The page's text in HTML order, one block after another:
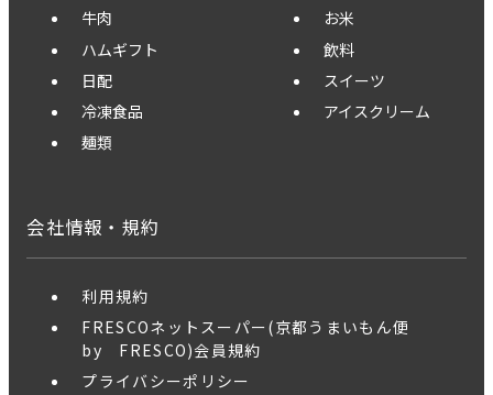
牛肉
ハムギフト
日配
冷凍食品
麺類
お米
飲料
スイーツ
アイスクリーム
会社情報・規約
利用規約
FRESCOネットスーパー(京都うまいもん便
by FRESCO)会員規約
プライバシーポリシー